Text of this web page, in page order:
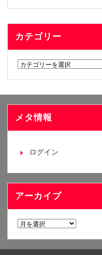
カテゴリー
カ
リ
ー
メタ情報
ログイン
アーカイブ
ア